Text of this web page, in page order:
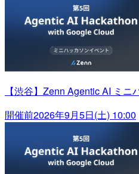
【渋谷】Zenn Agentic AI ミ
開催前2026年9月5日(土) 10:00